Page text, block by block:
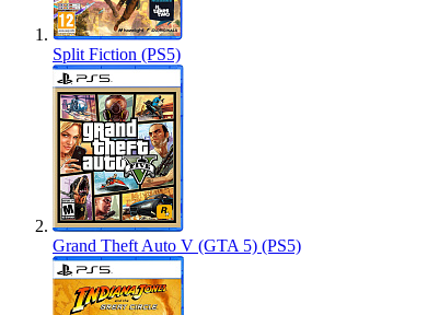
Split Fiction (PS5)
Grand Theft Auto V (GTA 5) (PS5)